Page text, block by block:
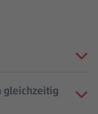
gleichzeitig